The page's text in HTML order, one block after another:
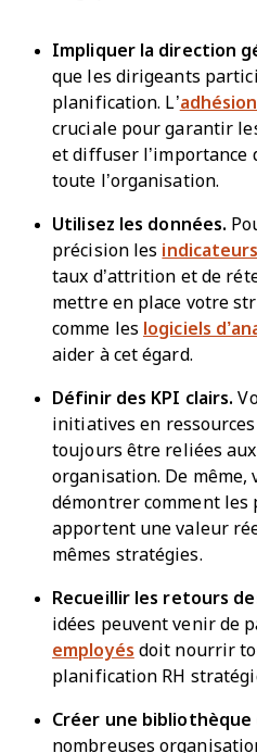
Impliquer la direction
que les dirigeants
planification. L’
cruciale pour garantir
et diffuser l’importance
toute l’organisation.
Utilisez les données.
précision les indicateurs
taux d’attrition et de
mettre en place votre
comme les logiciels
aider à cet égard.
Définir des KPI clairs.
initiatives en
toujours être reliées
organisation. De même,
démontrer comment les
apportent une valeur
mêmes stratégies.
Recueillir les retours
idées peuvent venir de
employés doit nourrir
planification RH
Créer une bibliothèque
nombreuses